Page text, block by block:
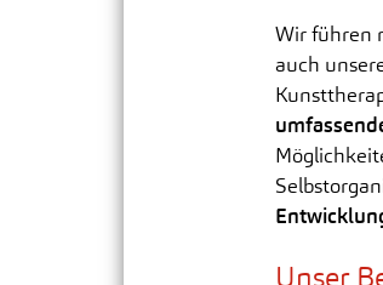
Wir führen
auch